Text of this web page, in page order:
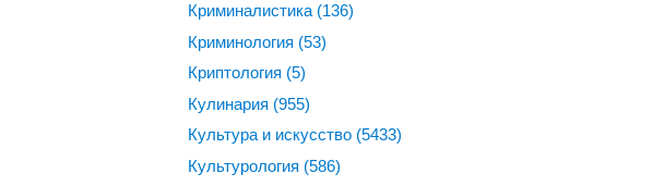
Криминалистика (136)
Криминология (53)
Криптология (5)
Кулинария (955)
Культура и искусство (5433)
Культурология (586)